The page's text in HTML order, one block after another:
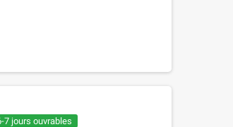
7 jours ouvrables